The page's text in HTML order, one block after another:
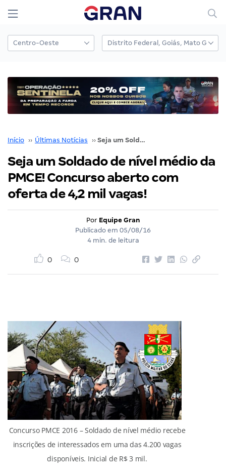
Início ›› Últimas Notícias ›› Seja um Soldado de nível médio da PMCE! Concurso aberto com oferta de 4,2 mil vagas!
Seja um Soldado de nível médio da
PMCE! Concurso aberto com
oferta de 4,2 mil vagas!
Por Equipe Gran
Publicado em 05/08/16
4 min. de leitura
0 0
Concurso PMCE 2016 – Soldado de nível médio recebe
inscrições de interessados em uma das 4.200 vagas
disponíveis. Inicial de R$ 3 mil.